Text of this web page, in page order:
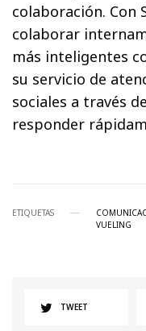
colaboración. Con
colaborar
más inteligentes
su servicio de
sociales a través
responder
ETIQUETAS
VUELING
TWEET